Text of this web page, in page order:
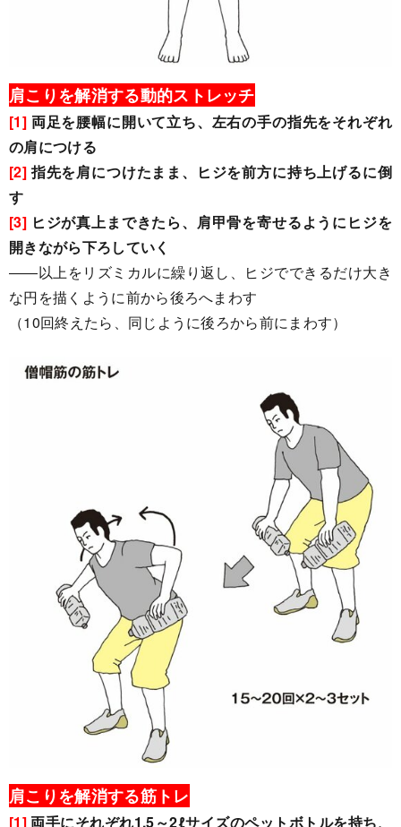
肩こりを解消する動的ストレッチ
[1]両足を腰幅に開いて立ち、左右の手の指先をそれぞれ
の肩につける
[2]指先を肩につけたまま、ヒジを前方に持ち上げるに倒
す
[3]ヒジが真上まできたら、肩甲骨を寄せるようにヒジを
開きながら下ろしていく
――以上をリズミカルに繰り返し、ヒジでできるだけ大き
な円を描くように前から後ろへまわす
（10回終えたら、同じように後ろから前にまわす）
肩こりを解消する筋トレ
[1]両手にそれぞれ1.5～2ℓサイズのペットボトルを持ち、